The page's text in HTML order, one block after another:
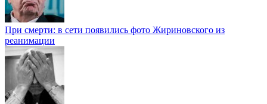
При смерти: в сети появились фото Жириновского из
реанимации